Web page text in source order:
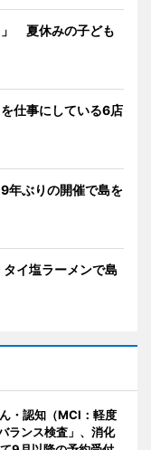
」 夏休みの子ども
仕事にしている6店
年ぶりの開催で島を
イ塩ラーメンで島
・認知（MCI：軽度
ランス検査」、消化